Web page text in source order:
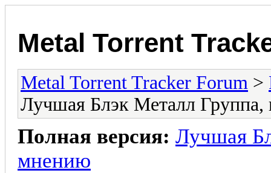
Metal Torrent
Metal Torrent Tracker Forum >
Лучшая Блэк Металл
Полная версия: Лучшая
мнению